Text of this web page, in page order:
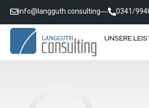
info@langguth.consulting 0341/
UNSERE